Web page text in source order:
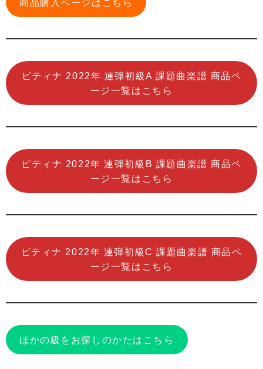
商品購入ページはこちら
ピティナ 2022年 連弾初級A 課題曲楽譜 商品ペ
ージ一覧はこちら
ピティナ 2022年 連弾初級B 課題曲楽譜 商品ペ
ージ一覧はこちら
ピティナ 2022年 連弾初級C 課題曲楽譜 商品ペ
ージ一覧はこちら
ほかの級をお探しのかたはこちら